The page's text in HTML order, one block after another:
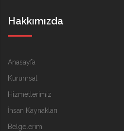
Hakkımızda
Anasayfa
Kurumsal
Hizmetlerimiz
İnsan Kaynakları
Belgelerim